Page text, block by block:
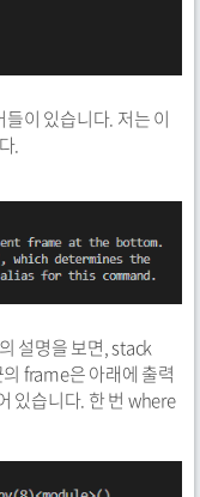
이 있습니다. 저는 이
.
설명을 보면, stack
frame은 아래에 출력
있습니다. 한 번 where